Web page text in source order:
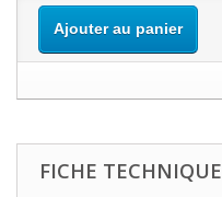
Ajouter au panier
FICHE TECHNIQUE